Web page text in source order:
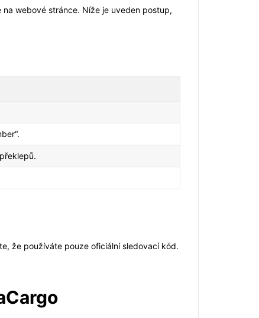
webové stránce. Níže je uveden postup,
že používáte pouze oficiální sledovací kód.